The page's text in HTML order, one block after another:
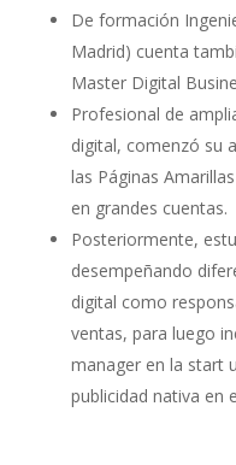
De formación
Madrid) cuenta
Master Digital
Profesional de
digital, comenzó su
las Páginas
en grandes cuentas.
Posteriormente,
desempeñando
digital como
ventas, para luego
manager en la start
publicidad nativa en